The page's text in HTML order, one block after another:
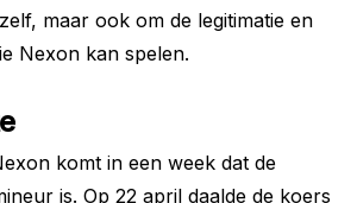
maar ook om de legitimatie en
Nexon kan spelen.
komt in een week dat de
is. Op 22 april daalde de koers